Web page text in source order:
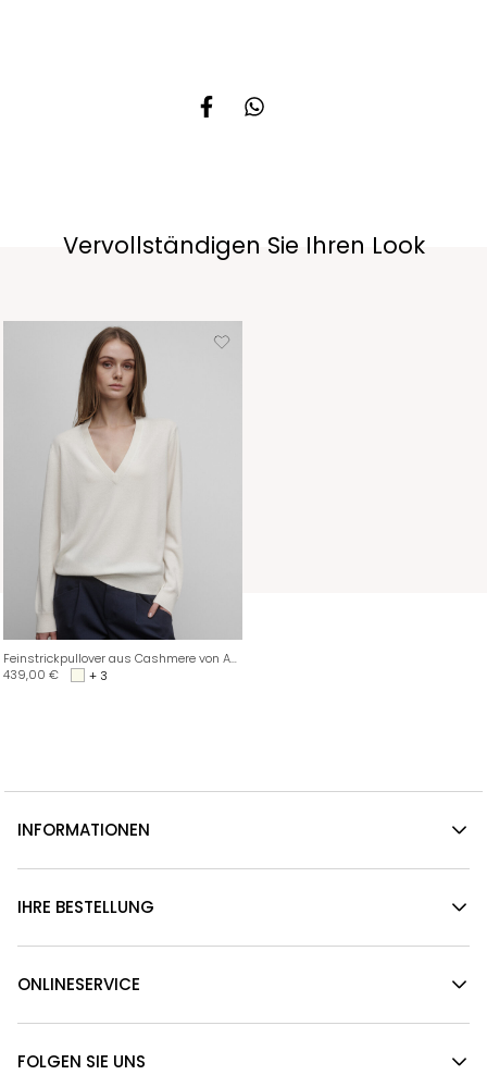
Vervollständigen Sie Ihren Look
Feinstrickpullover aus Cashmere von ALLUDE
439,00 € + 3
INFORMATIONEN
IHRE BESTELLUNG
ONLINESERVICE
FOLGEN SIE UNS